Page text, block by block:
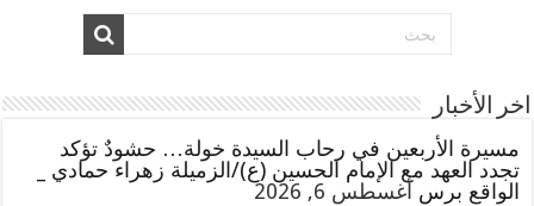
اخر الأخبار
مسيرة الأربعين في رحاب السيدة خولة… حشودٌ تؤكد
تجدد العهد مع الإمام الحسين (ع)/الزميلة زهراء حمادي _
الواقع برس أغسطس 6, 2026